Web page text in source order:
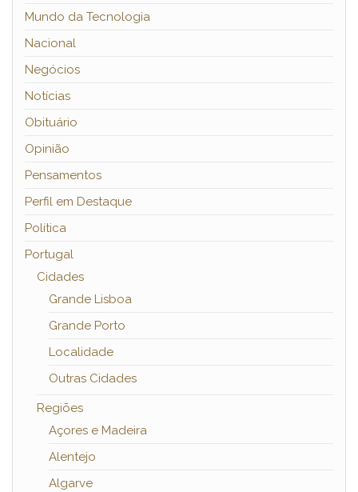
Mundo da Tecnologia
Nacional
Negócios
Notícias
Obituário
Opinião
Pensamentos
Perfil em Destaque
Política
Portugal
Cidades
Grande Lisboa
Grande Porto
Localidade
Outras Cidades
Regiões
Açores e Madeira
Alentejo
Algarve